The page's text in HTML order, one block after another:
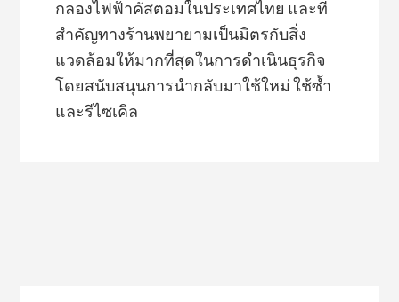
กลองไฟฟ้าคัสตอมในประเทศไทย และที่
สำคัญทางร้านพยายามเป็นมิตรกับสิ่ง
แวดล้อมให้มากที่สุดในการดำเนินธุรกิจ
โดยสนับสนุนการนำกลับมาใช้ใหม่ ใช้ซ้ำ
และรีไซเคิล